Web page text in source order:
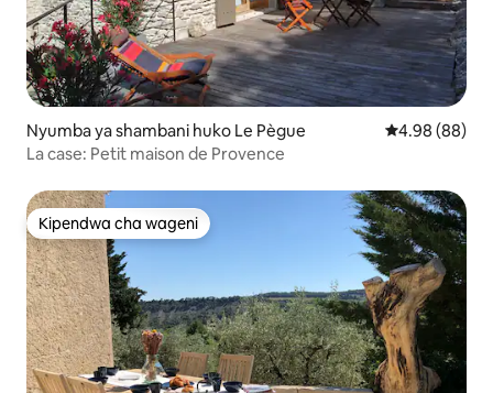
Nyumba ya shambani huko Le Pègue Ukadiriaji wa
4.98 (88)
La case: Petit maison de Provence
Kipendwa cha wageni
Kipendwa cha wageni